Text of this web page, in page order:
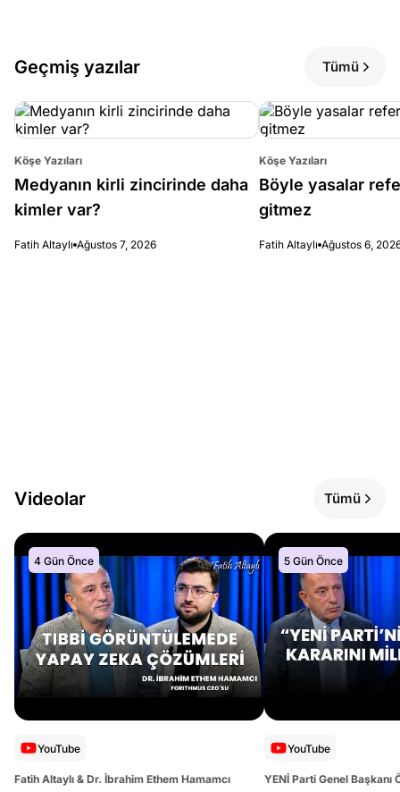
Geçmiş yazılar Tümü
Köşe Yazıları
Medyanın kirli zincirinde daha
kimler var?
Fatih Altaylı Ağustos 7, 2026
Köşe Yazıları
Böyle yasalar
gitmez
Fatih Altaylı Ağustos 6,
Videolar Tümü
4 Gün Önce
YouTube
Fatih Altaylı & Dr. İbrahim Ethem Hamamcı
5 Gün Önce
YouTube
YENİ Parti Genel Başkanı